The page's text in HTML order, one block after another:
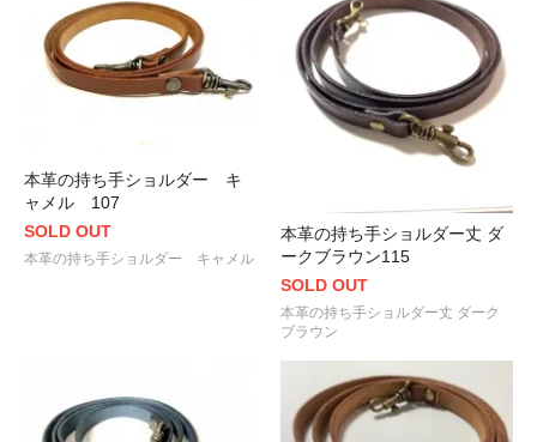
本革の持ち手ショルダー キ
ャメル 107
SOLD OUT
本革の持ち手ショルダー キャメル
本革の持ち手ショルダー丈 ダ
ークブラウン115
SOLD OUT
本革の持ち手ショルダー丈 ダーク
ブラウン